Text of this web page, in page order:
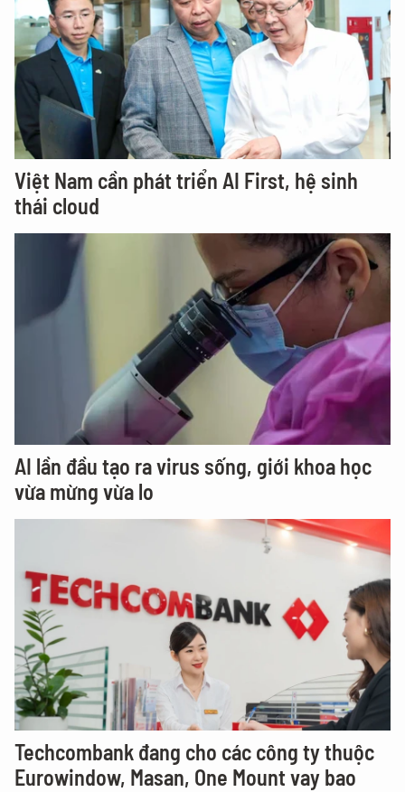
Việt Nam cần phát triển AI First, hệ sinh
thái cloud
AI lần đầu tạo ra virus sống, giới khoa học
vừa mừng vừa lo
Techcombank đang cho các công ty thuộc
Eurowindow, Masan, One Mount vay bao